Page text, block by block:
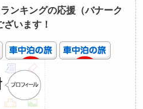
ンキングの応援（バナーク
います！